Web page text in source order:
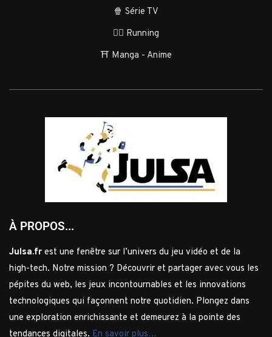
🍿 Série TV
🏃‍♂️ Running
⛩️ Manga - Anime
À PROPOS...
Julsa.fr est une fenêtre sur l’univers du jeu vidéo et de la
high-tech. Notre mission ? Découvrir et partager avec vous les
pépites du web, les jeux incontournables et les innovations
technologiques qui façonnent notre quotidien. Plongez dans
une exploration enrichissante et demeurez à la pointe des
tendances digitales. En savoir plus…